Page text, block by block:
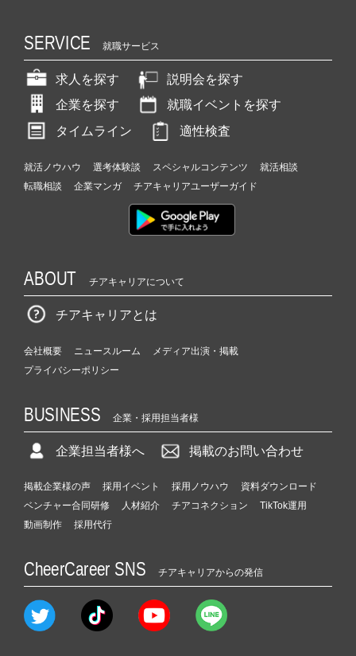
SERVICE 就職サービス
求人を探す
説明会を探す
企業を探す
就職イベントを探す
タイムライン
適性検査
就活ノウハウ 選考体験談 スペシャルコンテンツ
就活相談
転職相談
企業マンガ チアキャリアユーザーガイド
ABOUT チアキャリアについて
チアキャリアとは
会社概要 ニュースルーム
メディア出演・掲載
プライバシーポリシー
BUSINESS 企業・採用担当者様
企業担当者様へ 掲載のお問い合わせ
掲載企業様の声 採用イベント 採用ノウハウ
資料ダウンロード
ベンチャー合同研修
人材紹介 チアコネクション
TikTok運用
動画制作
採用代行
CheerCareer SNS チアキャリアからの発信